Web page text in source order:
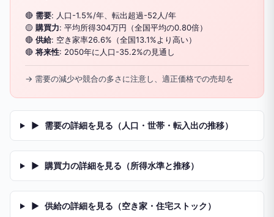
🔴 需要: 人口-1.5%/年、転出超過-52人/年
🟡 購買力: 平均所得304万円（全国平均の0.80倍）
🔴 供給: 空き家率26.6%（全国13.1%より高い）
🔴 将来性: 2050年に人口-35.2%の見通し
→ 需要の減少や競合の多さに注意し、適正価格での売却を
▶ 需要の詳細を見る（人口・世帯・転入出の推移）
▶ 購買力の詳細を見る（所得水準と推移）
▶ 供給の詳細を見る（空き家・住宅ストック）